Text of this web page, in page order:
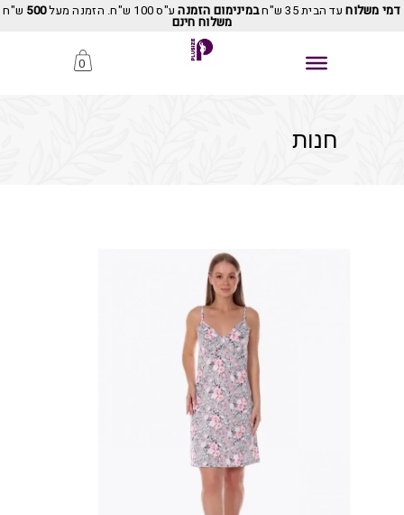
דמי משלוחעד הבית 35 ש"ח במינימום הזמנהע"ס 100 ש"ח. הזמנה מעל 500 ש"ח
משלוח חינם
0
חנות